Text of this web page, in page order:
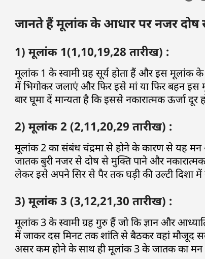
जानते हैं मूलांक के आधार पर नजर दोष
1) मूलांक 1(1,10,19,28 तारीख) :
मूलांक 1 के स्वामी ग्रह सूर्य होता हैं और इस मूलांक
में भिगोकर जलाएं और फिर इसे मां या फिर बहन इस
बार घूमा दें मान्यता है कि इससे नकारात्मक ऊर्जा
2) मूलांक 2 (2,11,20,29 तारीख) :
मूलांक 2 का संबंध चंद्रमा से होने के कारण से यह मन
जातक बुरी नजर से दोष से मुक्ति पाने और
लेकर इसे अपने सिर से पैर तक घड़ी की उल्टी दिशा
3) मूलांक 3 (3,12,21,30 तारीख) :
मूलांक 3 के स्वामी ग्रह गुरु हैं जो कि ज्ञान और
में जाकर दस मिनट तक शांति से बैठकर वहां मौजूद
असर कम होने के साथ ही मूलांक 3 के जातक का मन